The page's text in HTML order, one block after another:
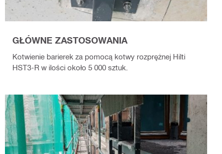
GŁÓWNE ZASTOSOWANIA
Kotwienie barierek za pomocą kotwy rozprężnej Hilti
HST3-R w ilości około 5 000 sztuk.